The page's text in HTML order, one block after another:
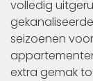
volledig
seizoenen
extra gemak